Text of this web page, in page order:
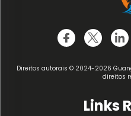
Direitos autorais © 2024-2026
direitos
Links